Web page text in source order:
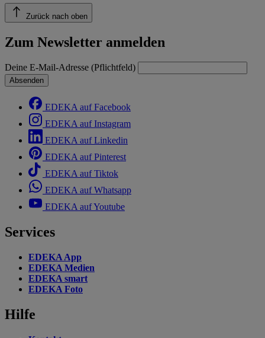
Zurück nach oben
Zum Newsletter anmelden
Deine E-Mail-Adresse (Pflichtfeld)
Absenden
EDEKA auf Facebook
EDEKA auf Instagram
EDEKA auf Linkedin
EDEKA auf Pinterest
EDEKA auf Tiktok
EDEKA auf Whatsapp
EDEKA auf Youtube
Services
EDEKA App
EDEKA Medien
EDEKA smart
EDEKA Foto
Hilfe